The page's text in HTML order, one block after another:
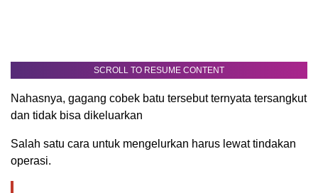
SCROLL TO RESUME CONTENT
Nahasnya, gagang cobek batu tersebut ternyata tersangkut
dan tidak bisa dikeluarkan
Salah satu cara untuk mengelurkan harus lewat tindakan
operasi.